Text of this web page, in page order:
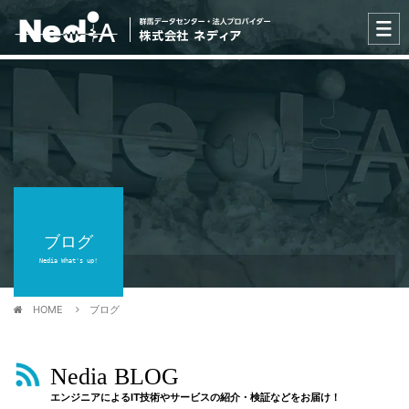
ブログ
Nedia What's up!
HOME ブログ
Nedia BLOG
エンジニアによるIT技術やサービスの紹介・検証などをお届け！